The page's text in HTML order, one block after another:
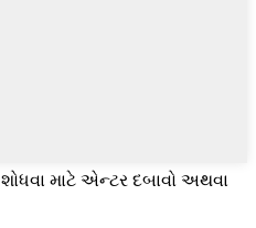
શોધવા માટે એન્ટર દબાવો અથવા